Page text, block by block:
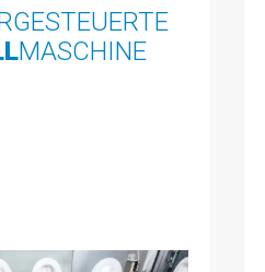
MASCHINE